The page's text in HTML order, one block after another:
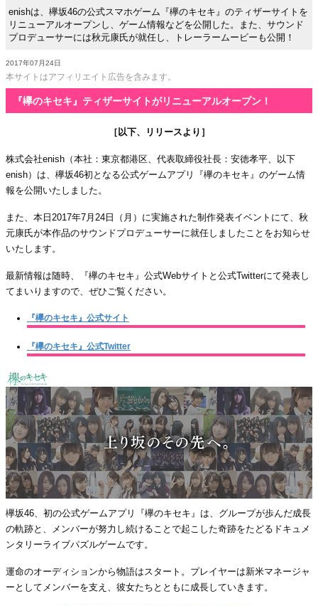
enishは、欅坂46の公式スマホゲーム『欅のキセキ』のティザーサイトを
リニューアルオープンし、ゲーム情報などを公開した。また、サウンド
プロデューサーには秋元康氏が就任し、トレーラームービーも公開！
2017年07月24日
本サイトはアフィリエイト広告を含みます。
『欅のキセキ』ティザーサイトがリニューアルオープン！
［以下、リリースより］
株式会社enish（本社：東京都港区、代表取締役社長：安徳孝平、以下
enish）は、欅坂46初となる公式ゲームアプリ『欅のキセキ』のゲーム情
報を公開いたしました。
また、本日2017年7月24日（月）に実施された制作発表イベントにて、秋
元康氏が本作品のサウンドプロデューサーに就任しましたことをお知らせ
いたします。
最新情報は随時、『欅のキセキ』公式Webサイトと公式Twitterにて発表し
てまいりますので、ぜひご覧ください。
『欅のキセキ』公式サイト
『欅のキセキ』公式Twitter
欅坂46、初の公式ゲームアプリ『欅のキセキ』は、グループが歩んだ成長
の軌跡と、メンバーが努力し続けることで起こした奇跡をたどるドキュメ
ンタリーライブパズルゲームです。
運命のオーディションから物語はスタート。プレイヤーは新米マネージャ
ーとしてメンバーを支え、彼女たちとともに成長していきます。